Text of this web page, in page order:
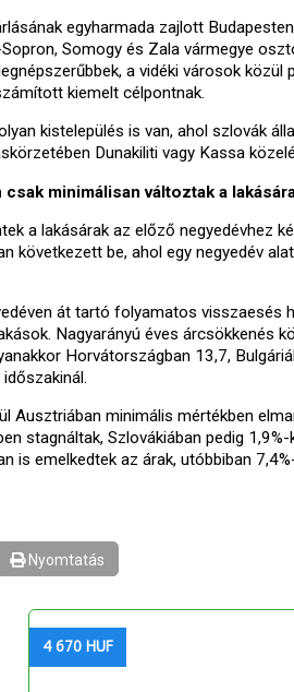
egyharmada zajlott
Somogy és Zala vármegye
a vidéki városok közül
kiemelt célpontnak.
kistelepülés is van, ahol szlovák
Dunakiliti vagy Kassa
csak minimálisan változtak a
a lakásárak az előző negyedévhez
következett be, ahol egy negyedév
át tartó folyamatos visszaesés
Nagyarányú éves árcsökkenés
Horvátországban 13,7,
Ausztriában minimális mértékben
stagnáltak, Szlovákiában pedig
is emelkedtek az árak, utóbbiban
Nyomtatás
4 670 HUF